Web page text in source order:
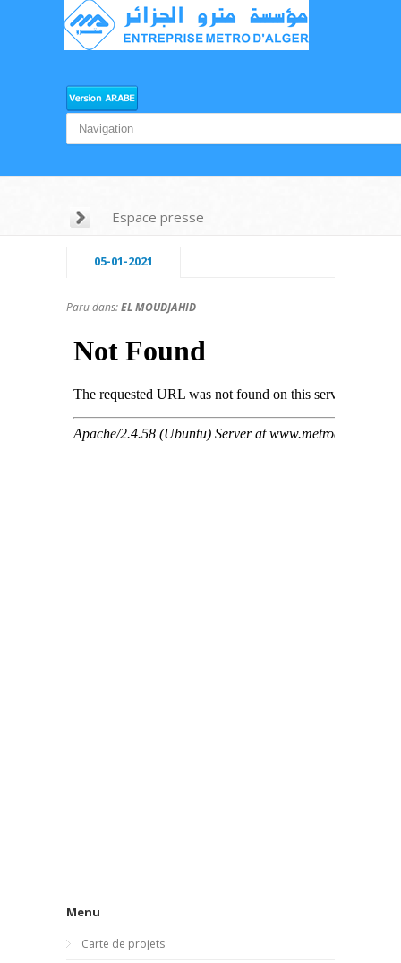
Espace presse
05-01-2021
Paru dans:EL MOUDJAHID
Menu
Carte de projets